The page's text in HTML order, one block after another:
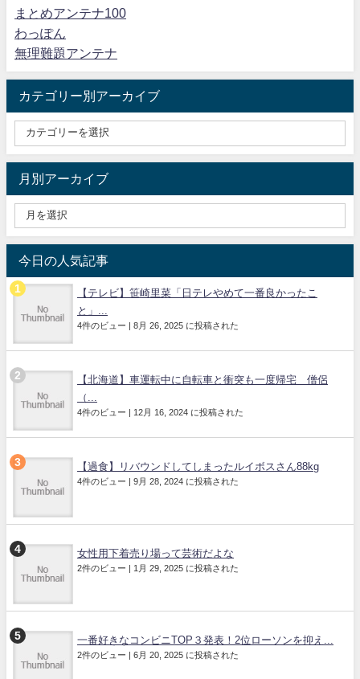
まとめアンテナ100
わっぽん
無理難題アンテナ
カテゴリー別アーカイブ
月別アーカイブ
今日の人気記事
【テレビ】笹崎里菜「日テレやめて一番良かったこ
と」...
4件のビュー 8月 26, 2025 に投稿された
【北海道】車運転中に自転車と衝突も一度帰宅 僧侶
（...
4件のビュー 12月 16, 2024 に投稿された
【過食】リバウンドしてしまったルイボスさん88kg
4件のビュー 9月 28, 2024 に投稿された
女性用下着売り場って芸術だよな
2件のビュー 1月 29, 2025 に投稿された
一番好きなコンビニTOP３発表！2位ローソンを抑え...
2件のビュー 6月 20, 2025 に投稿された